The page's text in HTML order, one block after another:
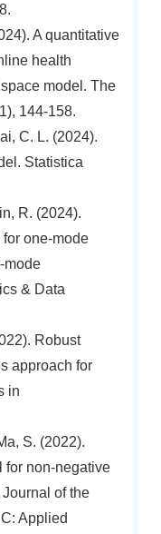
A quantitative
health
model. The
144-158.
C. L. (2024).
Statistica
R. (2024).
one-mode
mode
& Data
Robust
approach for
in
S. (2022).
for non-negative
of the
Applied